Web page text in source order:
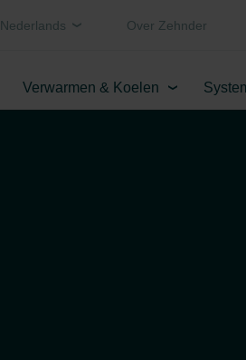
Nederlands Over Zehnder
Verwarmen & Koelen